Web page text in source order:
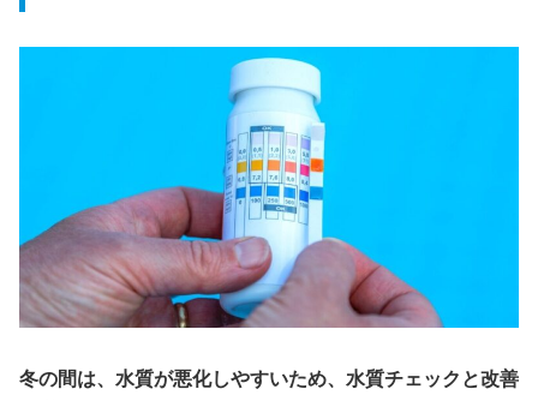
冬の間は、水質が悪化しやすいため、水質チェックと改善